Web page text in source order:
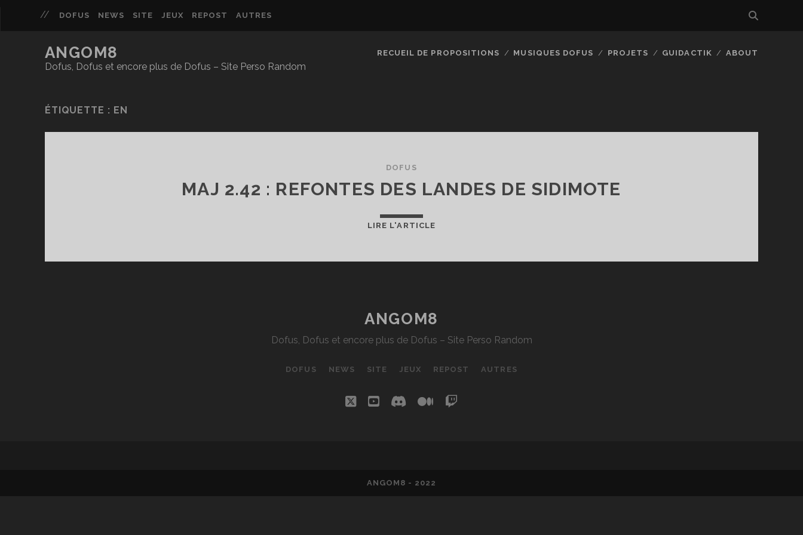
DOFUS NEWS SITE JEUX REPOST AUTRES
ANGOM8
Dofus, Dofus et encore plus de Dofus – Site Perso Random
RECUEIL DE PROPOSITIONS MUSIQUES DOFUS PROJETS GUIDACTIK ABOUT
ÉTIQUETTE : EN
DOFUS
MAJ 2.42 : REFONTES DES LANDES DE SIDIMOTE
LIRE L'ARTICLEMAJ
SIDIMOTE
ANGOM8
Dofus, Dofus et encore plus de Dofus – Site Perso Random
DOFUS NEWS SITE JEUX REPOST AUTRES
twitteryoutubediscordmedium
ANGOM8 - 2022